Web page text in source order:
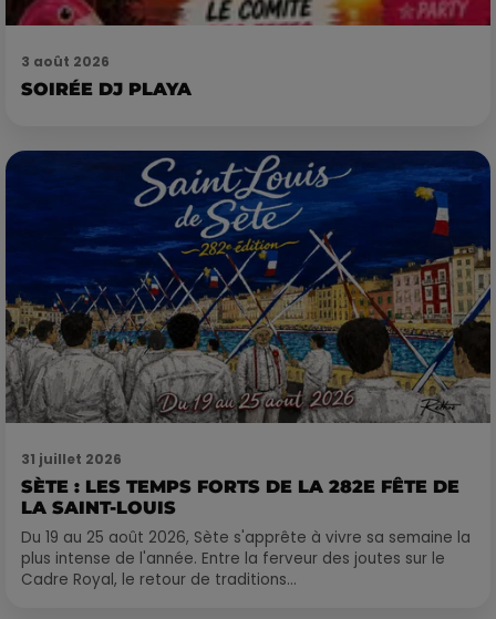
3 août 2026
SOIRÉE DJ PLAYA
31 juillet 2026
SÈTE : LES TEMPS FORTS DE LA 282E FÊTE DE
LA SAINT-LOUIS
Du 19 au 25 août 2026, Sète s'apprête à vivre sa semaine la
plus intense de l'année. Entre la ferveur des joutes sur le
Cadre Royal, le retour de traditions...